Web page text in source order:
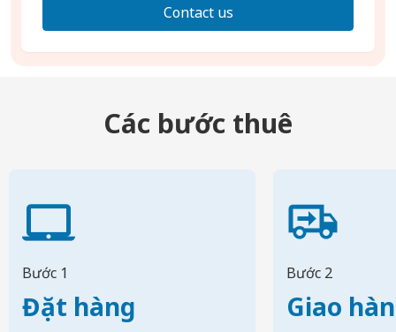
Contact us
Các bước thuê
Bước 1
Đặt hàng
Bước 2
Giao